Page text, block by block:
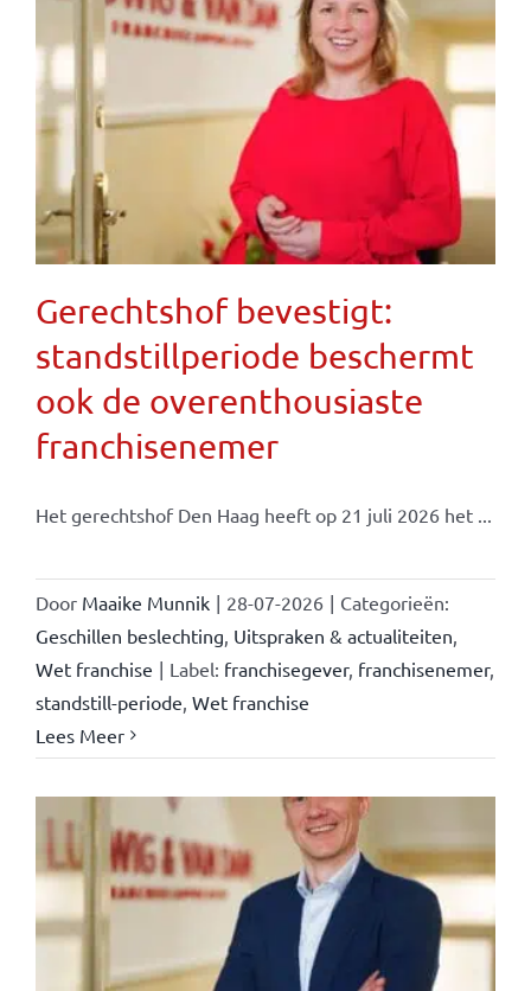
Gerechtshof bevestigt:
standstillperiode beschermt
ook de overenthousiaste
franchisenemer
Het gerechtshof Den Haag heeft op 21 juli 2026 het ...
Door Maaike Munnik | 28-07-2026 | Categorieën:
Geschillen beslechting, Uitspraken & actualiteiten,
Wet franchise | Label: franchisegever, franchisenemer,
standstill-periode, Wet franchise
Lees Meer